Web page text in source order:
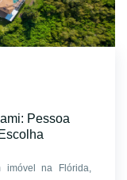
Pessoa
imóvel na Flórida,